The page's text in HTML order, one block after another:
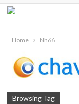
Home Nh66
Browsing Tag